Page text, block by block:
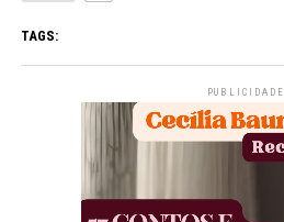
TAGS:
PUBLICIDADE